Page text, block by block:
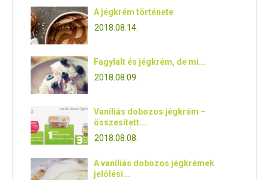
A jégkrém története
2018.08.14.
Fagylalt és jégkrém, de mi...
2018.08.09.
Vaníliás dobozos jégkrém –
összesített...
2018.08.08.
A vaníliás dobozos jégkrémek
jelölési...